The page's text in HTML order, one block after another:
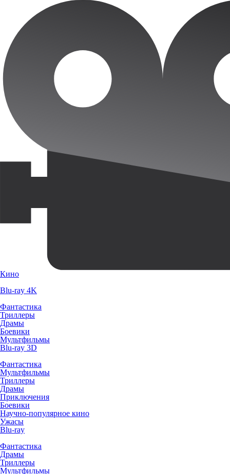
Кино
Blu-ray 4K
Фантастика
Триллеры
Драмы
Боевики
Мультфильмы
Blu-ray 3D
Фантастика
Мультфильмы
Триллеры
Драмы
Приключения
Боевики
Научно-популярное кино
Ужасы
Blu-ray
Фантастика
Драмы
Триллеры
Мультфильмы